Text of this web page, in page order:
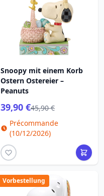
Snoopy mit einem Korb
Ostern Ostereier –
Peanuts
39,90 €45,90 €
Précommande
(10/12/2026)
Vorbestellung